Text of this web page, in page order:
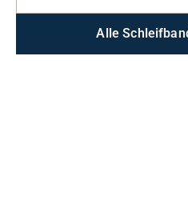
Alle